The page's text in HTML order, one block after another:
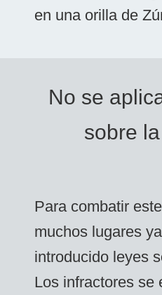
en una orilla de
No se
sobre
Para combatir
muchos lugares
introducido leyes
Los infractores se